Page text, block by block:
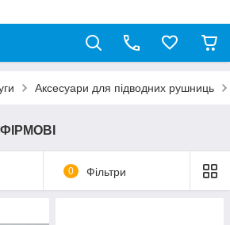
Аксесуари для підводних рушниць
ФІРМОВІ
0 Фільтри